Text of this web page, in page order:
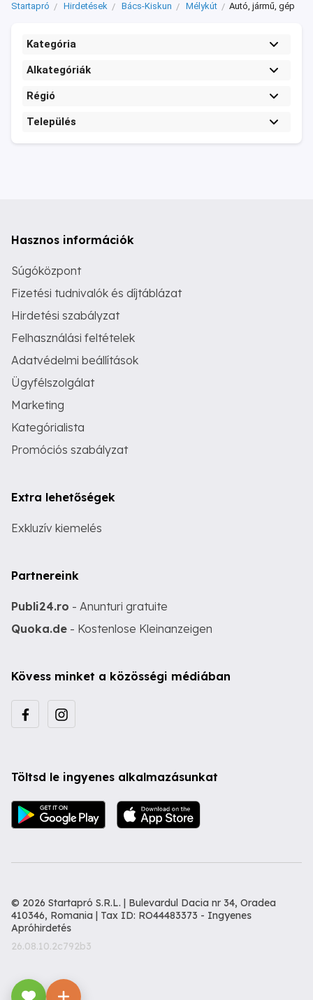
Startapró Hirdetések Bács-Kiskun Mélykút Autó, jármű, gép
Kategória
Alkategóriák
Régió
Település
Hasznos információk
Súgóközpont
Fizetési tudnivalók és díjtáblázat
Hirdetési szabályzat
Felhasználási feltételek
Adatvédelmi beállítások
Ügyfélszolgálat
Marketing
Kategórialista
Promóciós szabályzat
Extra lehetőségek
Exkluzív kiemelés
Partnereink
Publi24.ro - Anunturi gratuite
Quoka.de - Kostenlose Kleinanzeigen
Kövess minket a közösségi médiában
Töltsd le ingyenes alkalmazásunkat
© 2026 Startapró S.R.L. | Bulevardul Dacia nr 34, Oradea
410346, Romania | Tax ID: RO44483373 - Ingyenes
Apróhirdetés
26.08.10.2c792b3